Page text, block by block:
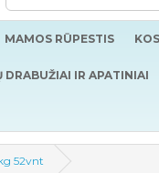
MAMOS RŪPESTIS
DRABUŽIAI IR APATINIAI
52vnt